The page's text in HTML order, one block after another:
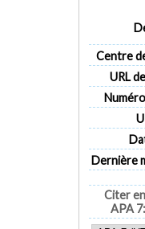
Centre
URL
Dernière
Citer en
APA 7: